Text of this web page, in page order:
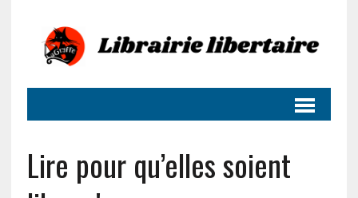
Lire pour qu’elles soient